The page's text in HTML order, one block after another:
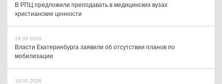
В РПЦ предложили преподавать в медицинских вузах
христианские ценности
19.05.2026
Власти Екатеринбурга заявили об отсутствии планов по
мобилизации
18.05.2026